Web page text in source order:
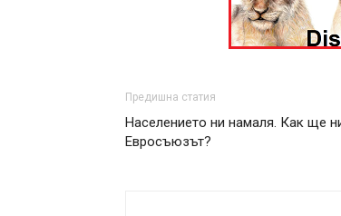
Предишна статия
Населението ни намаля. Как ще
Евросъюзът?